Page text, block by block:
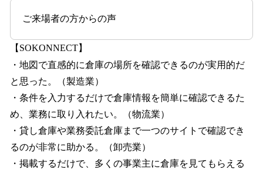
ご来場者の方からの声
【SOKONNECT】
・地図で直感的に倉庫の場所を確認できるのが実用的だ
と思った。（製造業）
・条件を入力するだけで倉庫情報を簡単に確認できるた
め、業務に取り入れたい。（物流業）
・貸し倉庫や業務委託倉庫まで一つのサイトで確認でき
るのが非常に助かる。（卸売業）
・掲載するだけで、多くの事業主に倉庫を見てもらえる